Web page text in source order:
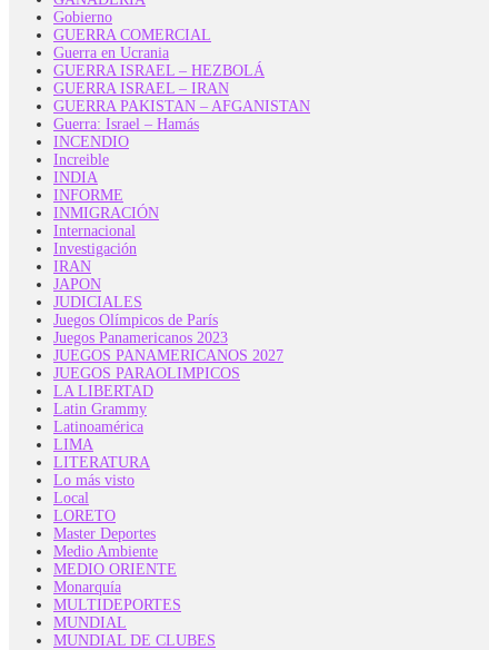
Gobierno
GUERRA COMERCIAL
Guerra en Ucrania
GUERRA ISRAEL – HEZBOLÁ
GUERRA ISRAEL – IRAN
GUERRA PAKISTAN – AFGANISTAN
Guerra: Israel – Hamás
INCENDIO
Increible
INDIA
INFORME
INMIGRACIÓN
Internacional
Investigación
IRAN
JAPON
JUDICIALES
Juegos Olímpicos de París
Juegos Panamericanos 2023
JUEGOS PANAMERICANOS 2027
JUEGOS PARAOLIMPICOS
LA LIBERTAD
Latin Grammy
Latinoamérica
LIMA
LITERATURA
Lo más visto
Local
LORETO
Master Deportes
Medio Ambiente
MEDIO ORIENTE
Monarquía
MULTIDEPORTES
MUNDIAL
MUNDIAL DE CLUBES